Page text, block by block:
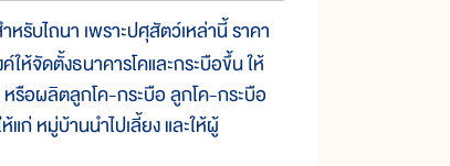
รับไถนา เพราะปศุสัตว์เหล่านี้ ราคา
ให้จัดตั้งธนาคารโคและกระบือขึ้น ให้
หรือผลิตลูกโค-กระบือ ลูกโค-กระบือ
ก่ หมู่บ้านนำไปเลี้ยง และให้ผู้